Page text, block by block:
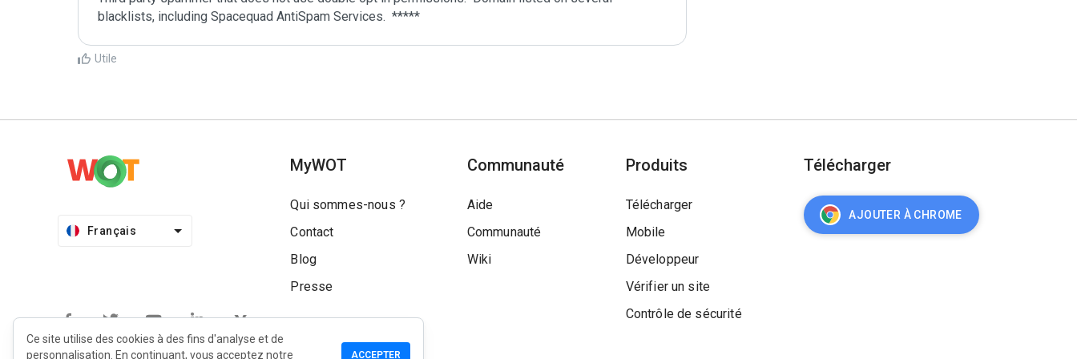
Utile
Français
MyWOT
Qui sommes-nous ?
Contact
Blog
Presse
Communauté
Aide
Communauté
Wiki
Produits
Télécharger
Mobile
Développeur
Vérifier un site
Contrôle de sécurité
Télécharger
AJOUTER À CHROME
Ce site utilise des cookies à des fins d'analyse et de
personnalisation. En continuant, vous acceptez notre
ACCEPTER